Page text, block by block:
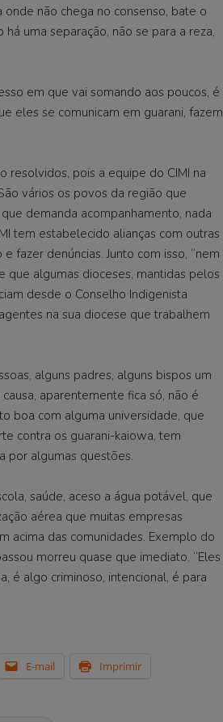
não chega no consenso, bate o
uma separação, não se para a reza,
em que vai somando aos poucos, é
eles se comunicam em guarani, fazem
pois a equipe do CIMI na
vários os povos da região que
demanda acompanhamento, nada
tem estabelecido alianças com outras
fazer denúncias. Junto com isso, “nem
algumas dioceses, mantidas pelos
desde o Conselho Indigenista
na sua diocese que trabalhem
alguns padres, alguns bispos um
aparentemente fica só, não é
boa com alguma universidade, que
contra os guarani-kaiowa, tem
por algumas questões.
saúde, aceso a água potável, que
aérea que muitas empresas
acima das comunidades. Exemplo do
morreu quase que imediato. “Eles
é algo criminoso, intencional, é para
E-mail Imprimir